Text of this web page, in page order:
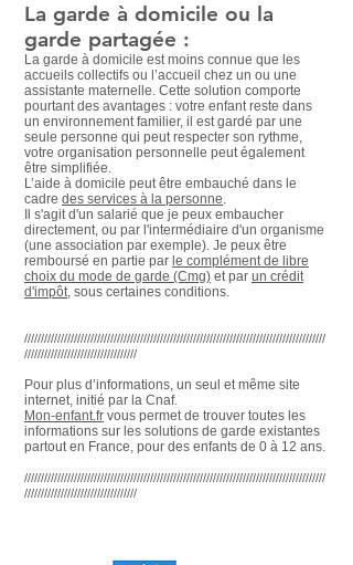
La garde à domicile ou la
garde partagée :
La garde à domicile est moins connue que les
accueils collectifs ou l’accueil chez un ou une
assistante maternelle. Cette solution comporte
pourtant des avantages : votre enfant reste dans
un environnement familier, il est gardé par une
seule personne qui peut respecter son rythme,
votre organisation personnelle peut également
être simplifiée.
L’aide à domicile peut être embauché dans le
cadre des services à la personne.
Il s'agit d'un salarié que je peux embaucher
directement, ou par l'intermédiaire d'un organisme
(une association par exemple). Je peux être
remboursé en partie par le complément de libre
choix du mode de garde (Cmg) et par un crédit
d'impôt, sous certaines conditions.
///////////////////////////////////////////////////////////////////////////////////////////
//////////////////////////////////
Pour plus d’informations, un seul et même site
internet, initié par la Cnaf.
Mon-enfant.fr vous permet de trouver toutes les
informations sur les solutions de garde existantes
partout en France, pour des enfants de 0 à 12 ans.
///////////////////////////////////////////////////////////////////////////////////////////
//////////////////////////////////